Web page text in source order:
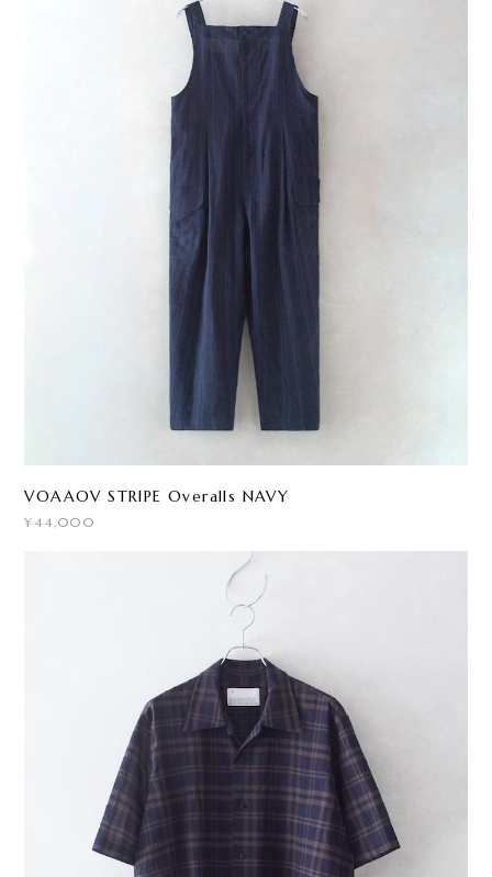
VOAAOV STRIPE Overalls NAVY
¥44,000